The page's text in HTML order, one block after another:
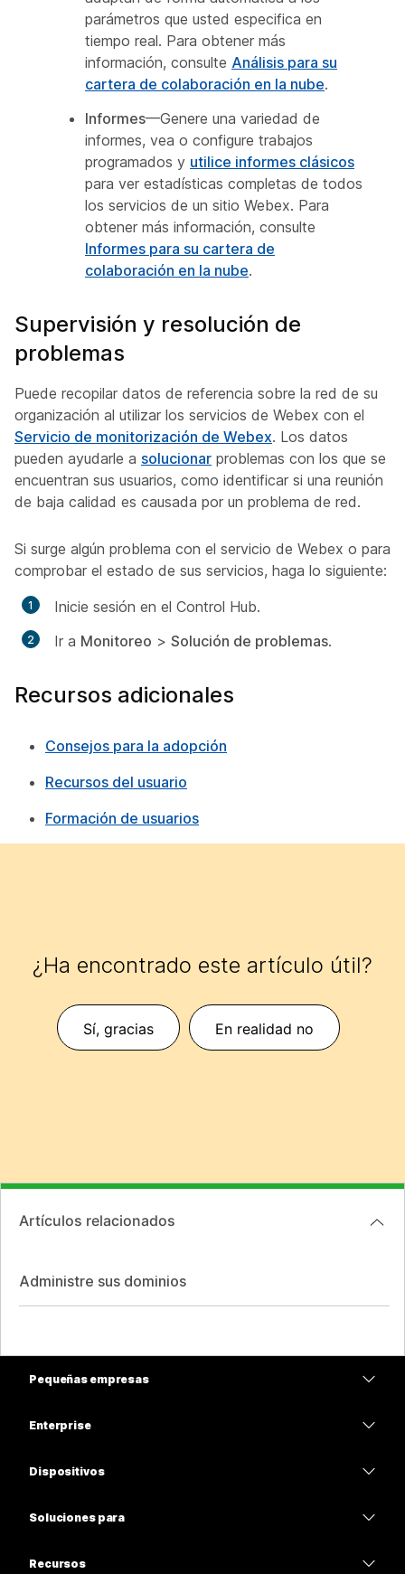
parámetros que usted especifica en
tiempo real. Para obtener más
información, consulte Análisis para su
cartera de colaboración en la nube.
Informes—Genere una variedad de
informes, vea o configure trabajos
programados y utilice informes clásicos
para ver estadísticas completas de todos
los servicios de un sitio Webex. Para
obtener más información, consulte
Informes para su cartera de
colaboración en la nube.
Supervisión y resolución de
problemas
Puede recopilar datos de referencia sobre la red de su
organización al utilizar los servicios de Webex con el
Servicio de monitorización de Webex. Los datos
pueden ayudarle a solucionar problemas con los que se
encuentran sus usuarios, como identificar si una reunión
de baja calidad es causada por un problema de red.
Si surge algún problema con el servicio de Webex o para
comprobar el estado de sus servicios, haga lo siguiente:
Inicie sesión en el Control Hub.
Ir a Monitoreo > Solución de problemas.
Recursos adicionales
Consejos para la adopción
Recursos del usuario
Formación de usuarios
¿Ha encontrado este artículo útil?
Sí, gracias En realidad no
Artículos relacionados
Administre sus dominios
Pequeñas empresas
Enterprise
Dispositivos
Soluciones para
Recursos